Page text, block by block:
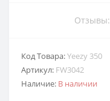
Отзывы:
Код Товара:Yeezy 350
Артикул: FW3042
Наличие: В наличии